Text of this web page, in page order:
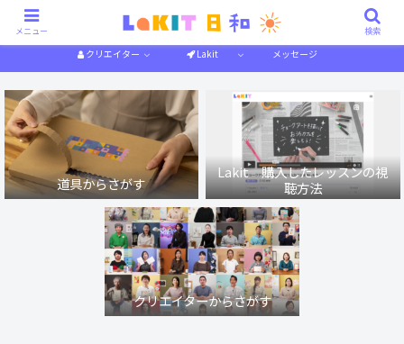
作り方解説 特集一覧
クリエイター Lakit メッセージ
道具からさがす
Lakit 購入したレッスンの視
聴方法
クリエイターからさがす
メニュー 検索